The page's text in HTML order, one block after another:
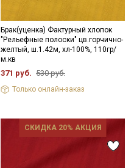
Брак(уценка) Фактурный хлопок
"Рельефные полоски" цв.горчично-
желтый, ш.1.42м, хл-100%, 110гр/
м.кв
371 руб. 530 руб.
Только онлайн-заказ
СКИДКА 20% АКЦИЯ